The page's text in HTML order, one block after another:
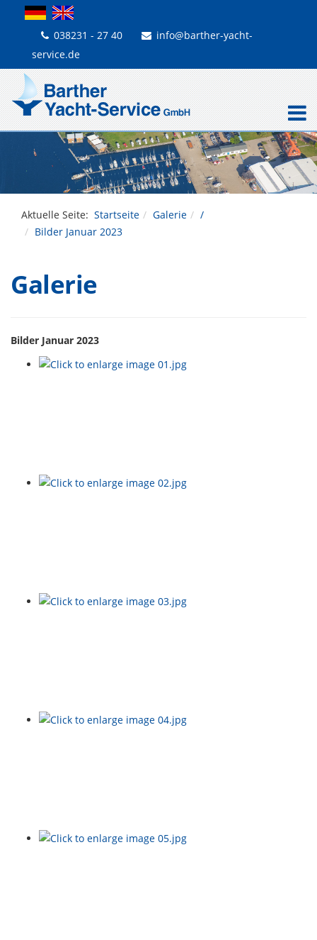
038231 - 27 40
info@barther-yacht-
service.de
Aktuelle Seite: Startseite Galerie
/
Bilder Januar 2023
Galerie
Bilder Januar 2023